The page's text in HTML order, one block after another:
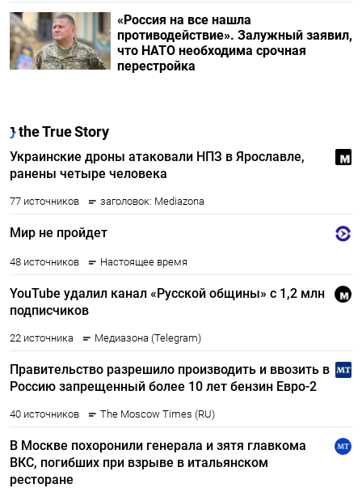
«Россия на все нашла
противодействие». Залужный заявил,
что НАТО необходима срочная
перестройка